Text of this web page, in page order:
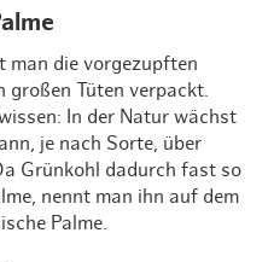
man die vorgezupften
großen Tüten verpackt.
In der Natur wächst
je nach Sorte, über
Grünkohl dadurch fast so
nennt man ihn auf dem
Palme.